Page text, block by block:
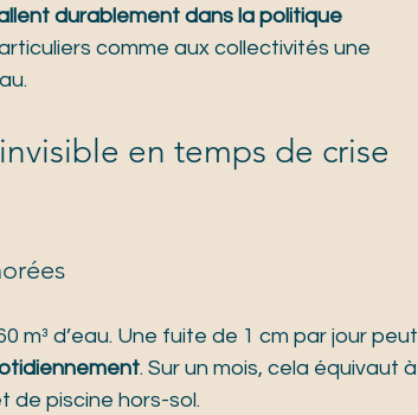
durablement dans la politique
comme aux collectivités une
en temps de crise
m³ d’eau. Une fuite de 1 cm par jour peut
. Sur un mois, cela équivaut à
de piscine hors-sol.